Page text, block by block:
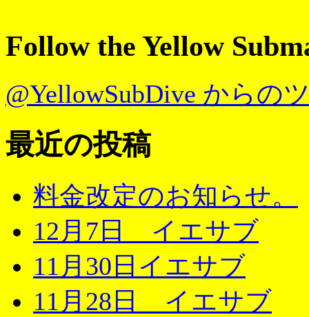
Follow the Yellow
@YellowSubDive からの
最近の投稿
料金改定のお知らせ。
12月7日 イエサブ
11月30日イエサブ
11月28日 イエサブ